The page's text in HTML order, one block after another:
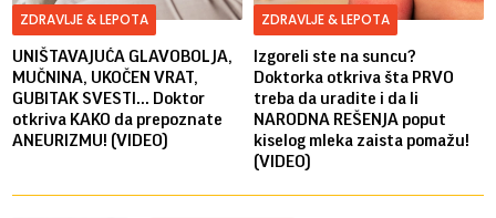
ZDRAVLJE & LEPOTA
UNIŠTAVAJUĆA GLAVOBOLJA,
MUČNINA, UKOČEN VRAT,
GUBITAK SVESTI... Doktor
otkriva KAKO da prepoznate
ANEURIZMU! (VIDEO)
ZDRAVLJE & LEPOTA
Izgoreli ste na suncu?
Doktorka otkriva šta PRVO
treba da uradite i da li
NARODNA REŠENJA poput
kiselog mleka zaista pomažu!
(VIDEO)